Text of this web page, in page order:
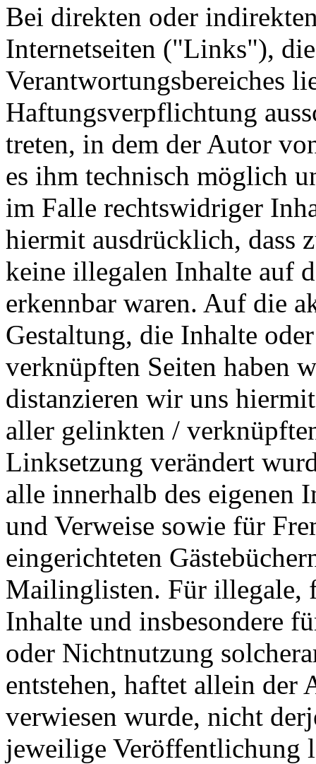
Bei direkten oder
Internetseiten ("Links"),
Verantwortungsbereiches
Haftungsverpflichtung
treten, in dem der Autor
es ihm technisch möglich
im Falle rechtswidriger
hiermit ausdrücklich, dass
keine illegalen Inhalte auf
erkennbar waren. Auf die
Gestaltung, die Inhalte
verknüpften Seiten haben
distanzieren wir uns
aller gelinkten /
Linksetzung verändert
alle innerhalb des eigenen
und Verweise sowie für
eingerichteten
Mailinglisten. Für illegale,
Inhalte und insbesondere
oder Nichtnutzung
entstehen, haftet allein der
verwiesen wurde, nicht
jeweilige Veröffentlichung